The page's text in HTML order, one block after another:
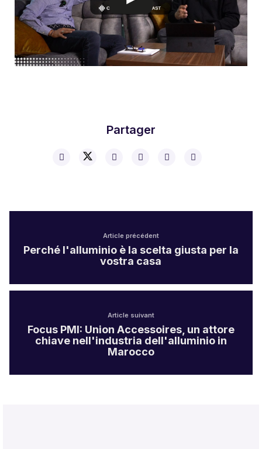
Partager
Article précédent
Perché l'alluminio è la scelta giusta per la
vostra casa
Article suivant
Focus PMI: Union Accessoires, un attore
chiave nell'industria dell'alluminio in
Marocco